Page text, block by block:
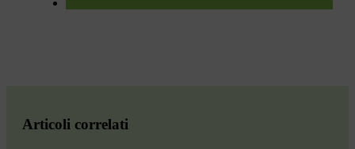
Articoli correlati